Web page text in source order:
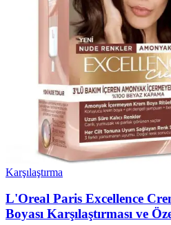
Karşılaştırma
L'Oreal Paris Excellence
Boyası Karşılaştırması ve